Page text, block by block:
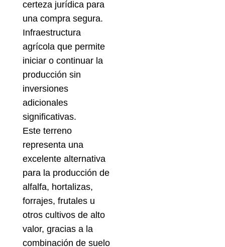
certeza jurídica para
una compra segura.
Infraestructura
agrícola que permite
iniciar o continuar la
producción sin
inversiones
adicionales
significativas.
Este terreno
representa una
excelente alternativa
para la producción de
alfalfa, hortalizas,
forrajes, frutales u
otros cultivos de alto
valor, gracias a la
combinación de suelo